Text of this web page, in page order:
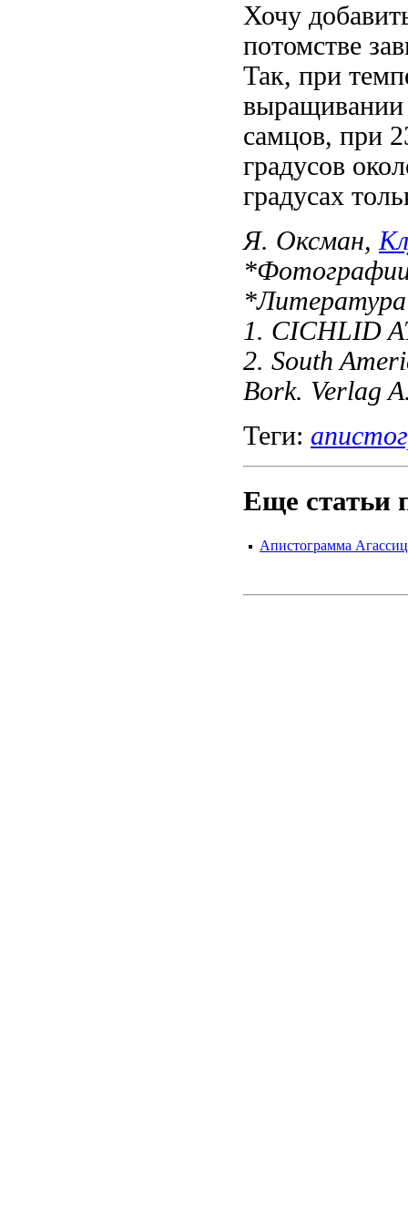
Хочу
потомстве
Так, при
выращивании
самцов, при
градусов
градусах
Я. Оксман,
1. CICHLID
2. South
Bork. Verlag
Теги:
Еще статьи
Апистограмма